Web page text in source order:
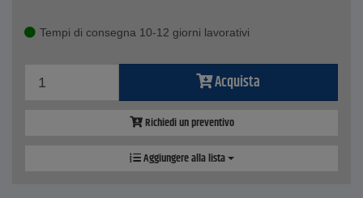
Tempi di consegna 10-12 giorni lavorativi
Acquista
Richiedi un preventivo
Aggiungere alla lista